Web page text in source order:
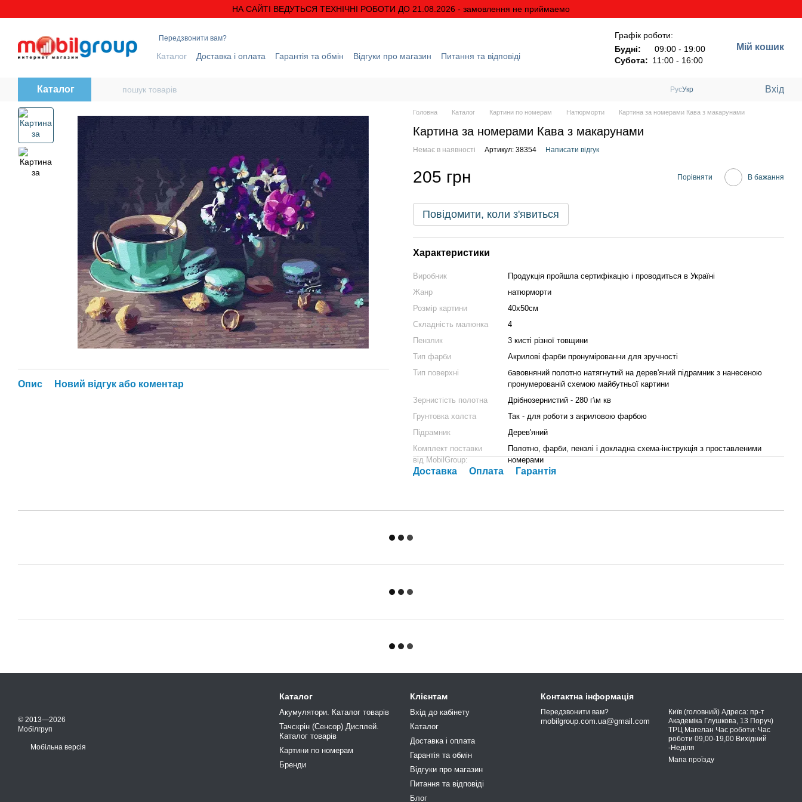
НА САЙТІ ВЕДУТЬСЯ ТЕХНІЧНІ РОБОТИ ДО 21.08.2026 - замовлення не приймаемо
Передзвонити вам?
Каталог Доставка і оплата Гарантія та обмін Відгуки про магазин
Питання та відповіді
Графік роботи:
Будні:
09:00 - 19:00
Субота: 11:00 - 16:00
Мій кошик
Каталог РусУкр Вхід
Опис Новий відгук або коментар
Головна Каталог Картини по номерам Натюрморти Картина за номерами Кава з макарунами
Картина за номерами Кава з макарунами
Немає в наявності Артикул: 38354 Написати відгук
205 грн Порівняти В бажання
Повідомити, коли з'явиться
Характеристики
Виробник
Продукція пройшла сертифікацію і проводиться в Україні
Жанр
натюрморти
Розмір картини
40x50см
Складність малюнка
4
Пензлик
3 кисті різної товщини
Тип фарби
Акрилові фарби пронумірованни для зручності
Тип поверхні
бавовняний полотно натягнутий на дерев'яний підрамник з нанесеною
пронумерованій схемою майбутньої картини
Зернистість полотна
Дрібнозернистий - 280 г\м кв
Грунтовка холста
Так - для роботи з акриловою фарбою
Підрамник
Дерев'яний
Комплект поставки
від MobilGroup:
Полотно, фарби, пензлі і докладна схема-інструкція з проставленими
номерами
Доставка Оплата Гарантія
© 2013—2026
Мобілгруп
Мобільна версія
Каталог
Акумулятори. Каталог товарів
Тачскрін (Сенсор) Дисплей.
Каталог товарів
Картини по номерам
Бренди
Клієнтам
Вхід до кабінету
Каталог
Доставка і оплата
Гарантія та обмін
Відгуки про магазин
Питання та відповіді
Блог
Контактна інформація
Передзвонити вам?
mobilgroup.com.ua@gmail.com
Київ (головний) Адреса: пр-т
Академіка Глушкова, 13 Поруч)
ТРЦ Магелан Час роботи: Час
роботи 09,00-19,00 Вихідний
-Неділя
Мапа проїзду